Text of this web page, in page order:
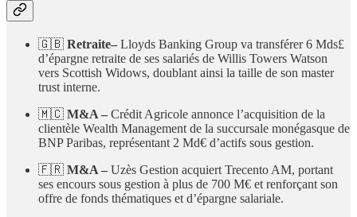
🇬🇧 Retraite– Lloyds Banking Group va transférer 6 Mds£
d’épargne retraite de ses salariés de Willis Towers Watson
vers Scottish Widows, doublant ainsi la taille de son master
trust interne.
🇲🇨 M&A – Crédit Agricole annonce l’acquisition de la
clientèle Wealth Management de la succursale monégasque de
BNP Paribas, représentant 2 Md€ d’actifs sous gestion.
🇫🇷 M&A – Uzès Gestion acquiert Trecento AM, portant
ses encours sous gestion à plus de 700 M€ et renforçant son
offre de fonds thématiques et d’épargne salariale.